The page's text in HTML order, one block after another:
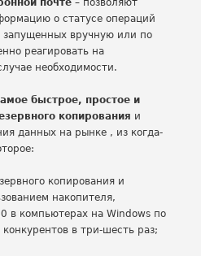
почте – позволяют
о статусе операций
запущенных вручную или по
реагировать на
необходимости.
быстрое, простое и
копирования и
данных на рынке , из когда-
копирования и
накопителя,
в компьютерах на Windows по
в три-шесть раз;